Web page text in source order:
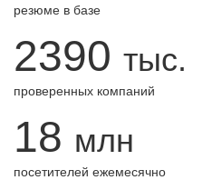
резюме в базе
2390 тыс.
проверенных компаний
18 млн
посетителей ежемесячно